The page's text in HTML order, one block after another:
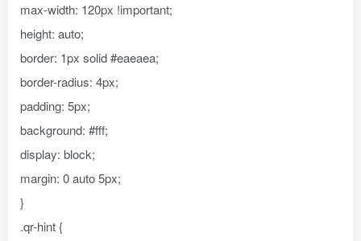
max-width: 120px !important;
height: auto;
border: 1px solid #eaeaea;
border-radius: 4px;
padding: 5px;
background: #fff;
display: block;
margin: 0 auto 5px;
}
.qr-hint {